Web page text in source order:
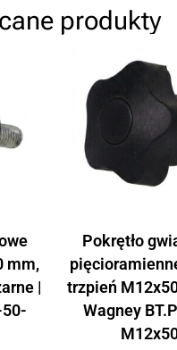
produkty
mm,
|
Pokrętło
trzpień
Wagney